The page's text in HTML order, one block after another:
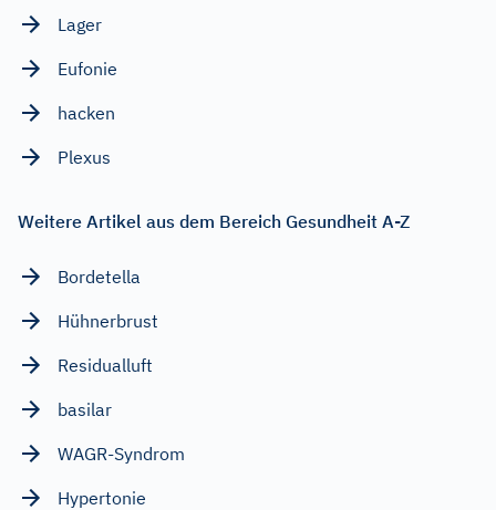
Lager
Eufonie
hacken
Plexus
Weitere Artikel aus dem Bereich Gesundheit A-Z
Bordetella
Hühnerbrust
Residualluft
basilar
WAGR-Syndrom
Hypertonie